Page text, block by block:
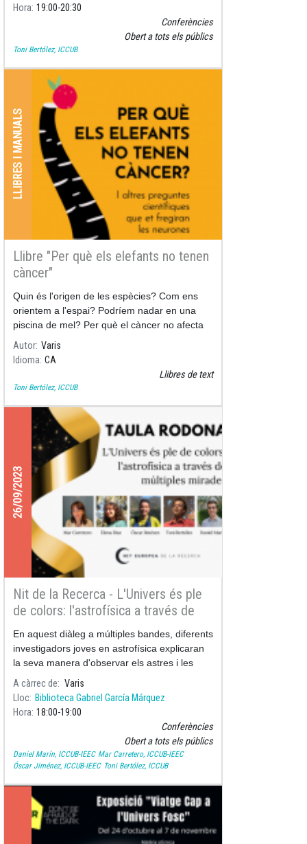
Hora 19:00 20:30
Conferències
Obert a tots els públics
Toni Bertólez, ICCUB
LLIBRES I MANUALS
Llibre "Per què els elefants no tenen
càncer"
Quin és l'origen de les espècies? Com ens
orientem a l'espai? Podríem nadar en una
piscina de mel? Per què el càncer no afecta
igual a totes les espècies?
Autor Varis
Idioma CA
Llibres de text
Toni Bertólez, ICCUB
26/09/2023
Nit de la Recerca - L'Univers és ple
de colors: l'astrofísica a través de
múltiples mirades
En aquest diàleg a múltiples bandes, diferents
investigadors joves en astrofísica explicaran
la seva manera d'observar els astres i les
galàxies. Aquests objectes emeten molts tipus
diferents de llum, i no només llum! Això
permet que els poguem mirar de maneres
molt diferents, a través de molts "missatgers"
que són emesos i que viatgen per l'Univers
fins a nosaltres.
A càrrec de
Varis
Lloc Biblioteca Gabriel García Márquez
Hora 18:00 19:00
Conferències
Obert a tots els públics
Daniel Marín, ICCUB-IEEC Mar Carretero, ICCUB-IEEC
Óscar Jiménez, ICCUB-IEEC Toni Bertólez, ICCUB